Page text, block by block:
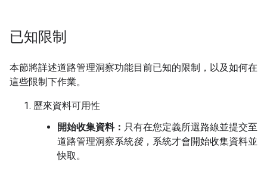
已知限制
本節將詳述道路管理洞察功能目前已知的限制，以及如何在
這些限制下作業。
歷來資料可用性
開始收集資料： 只有在您定義所選路線並提交至
道路管理洞察系統後，系統才會開始收集資料並
快取。